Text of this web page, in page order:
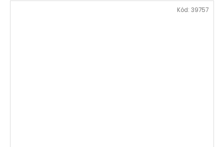
Kód: 39757